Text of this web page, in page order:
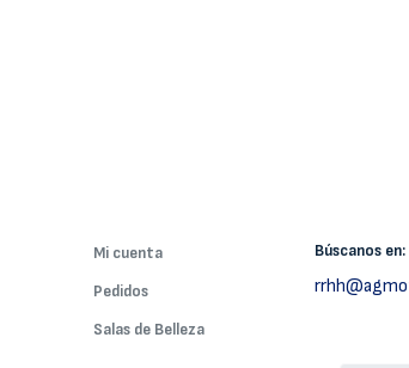
Mi cuenta
Pedidos
Salas de Belleza
Búscanos en: